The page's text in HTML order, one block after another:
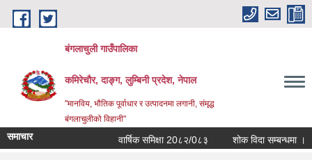
Skip to main content
बंगलाचुली गाउँपालिका
कमिरेचौर, दाङ्ग, लुम्बिनी प्रदेश, नेपाल
"मानविय, भौतिक पूर्वाधार र उत्पादनमा लगानी, संमृद्ध
बंगलाचुलीको विहानी"
समाचार वार्षिक समिक्षा 20८२/0८३ शोक विदा सम्बन्धमा ।